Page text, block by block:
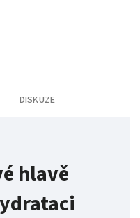
DISKUZE
hlavě